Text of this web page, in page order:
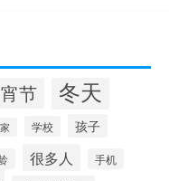
节 冬天
学校 孩子
很多人 手机